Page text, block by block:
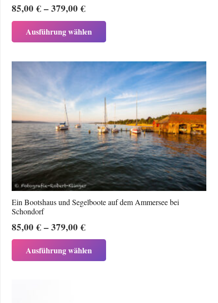
85,00€–379,00€Preisspanne:
85,00 €
bis
379,00 €
Ausführung wählen
mehrere
Varianten
auf.
Die
Optionen
können
auf
der
Produktseite
gewählt
werden
Ein Bootshaus und Segelboote auf dem Ammersee bei
Schondorf
85,00€–379,00€Preisspanne:
85,00 €
bis
379,00 €
Ausführung wählen